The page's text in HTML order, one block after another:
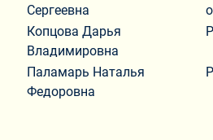
Сергеевна
Копцова Дарья
Владимировна
Паламарь Наталья
Федоровна